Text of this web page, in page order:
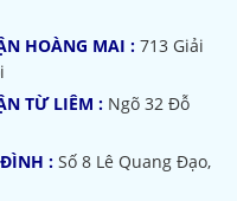
HOÀNG MAI : 713 Giải
TỪ LIÊM : Ngõ 32 Đỗ
: Số 8 Lê Quang Đạo,